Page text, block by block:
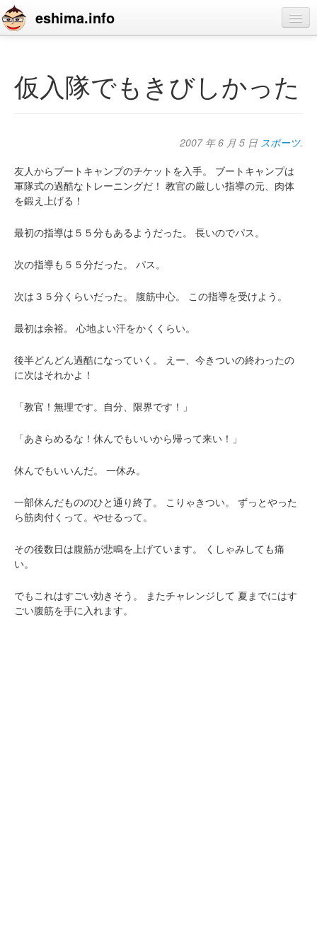
eshima.info
blog
profile
仮入隊でもきびしかった
2007 年 6 月 5 日 スポーツ.
友人からブートキャンプのチケットを入手。
ブートキャンプは
軍隊式の過酷なトレーニングだ！ 教官の厳しい指導の元、肉体
を鍛え上げる！
最初の指導は５５分もあるようだった。 長いのでパス。
次の指導も５５分だった。 パス。
次は３５分くらいだった。 腹筋中心。 この指導を受けよう。
最初は余裕。 心地よい汗をかくくらい。
後半どんどん過酷になっていく。
えー、今きついの終わったの
に次はそれかよ！
「教官！無理です。自分、限界です！」
「あきらめるな！休んでもいいから帰って来い！」
休んでもいいんだ。 一休み。
一部休んだもののひと通り終了。 こりゃきつい。
ずっとやった
ら筋肉付くって。やせるって。
その後数日は腹筋が悲鳴を上げています。
くしゃみしても痛
い。
でもこれはすごい効きそう。 またチャレンジして 夏までにはす
ごい腹筋を手に入れます。